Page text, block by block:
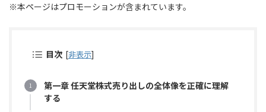
※本ページはプロモーションが含まれています。
目次 [非表示]
第一章 任天堂株式売り出しの全体像を正確に理解
する